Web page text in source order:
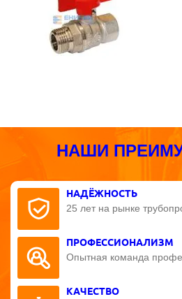
НАШИ
НАДЁЖНОСТЬ
25 лет на рынке
ПРОФЕССИОНАЛИЗМ
Опытная команда
КАЧЕСТВО